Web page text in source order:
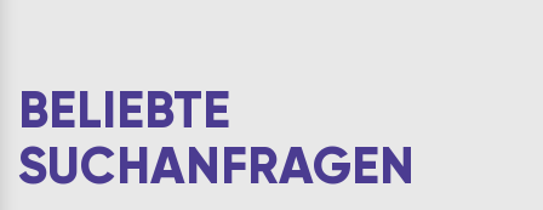
BELIEBTE
SUCHANFRAGEN